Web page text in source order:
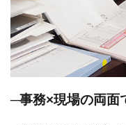
─事務×現場の両面